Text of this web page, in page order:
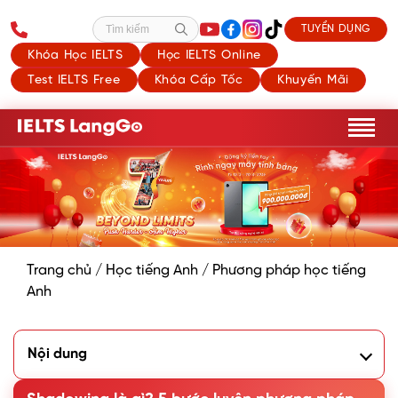
Khóa Học IELTS
Học IELTS Online
Test IELTS Free
Khóa Cấp Tốc Khuyến Mãi
Tìm kiếm TUYỂN DỤNG
Trang chủ / Học tiếng Anh / Phương pháp học tiếng
Anh
Nội dung